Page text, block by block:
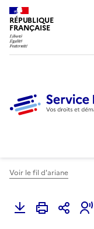
RÉPUBLIQUE
FRANÇAISE
Voir le fil d'ariane